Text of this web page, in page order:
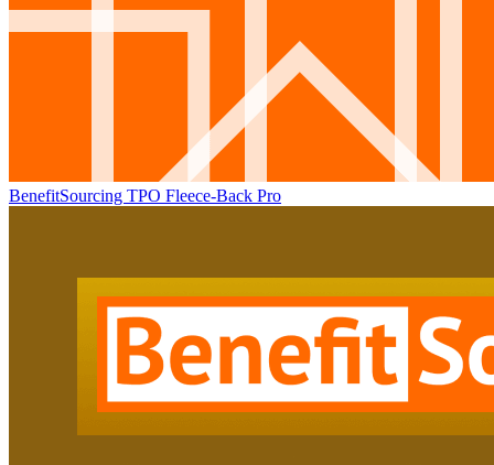
BenefitSourcing TPO Fleece-Back Pro